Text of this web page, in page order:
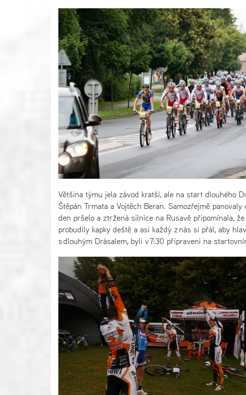
Většina týmu jela závod kratší, ale na start dlouhého
Štěpán Trmata a Vojtěch Beran. Samozřejmě
den pršelo a ztržená silnice na Rusavě připomínala,
probudily kapky deště a asi každý z nás si přál, aby
s dlouhým Drásalem, byli v 7:30 připraveni na